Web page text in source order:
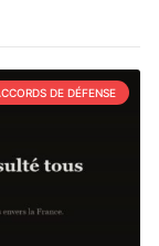
DE DÉFENSE